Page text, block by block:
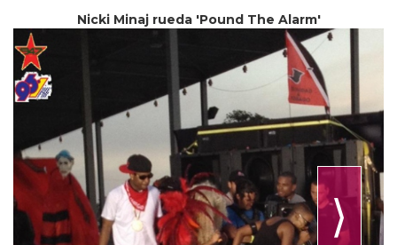
Nicki Minaj rueda 'Pound The Alarm'
⟩